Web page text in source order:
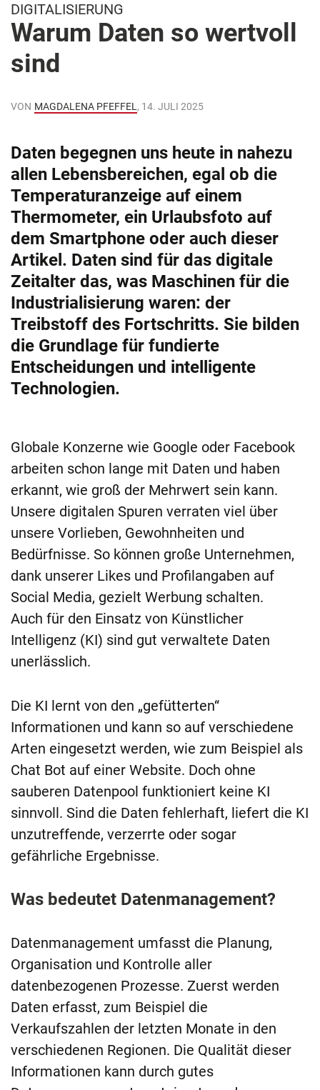
DIGITALISIERUNG
Warum Daten so wertvoll
sind
VON MAGDALENA PFEFFEL , 14. JULI 2025
Daten begegnen uns heute in nahezu
allen Lebensbereichen, egal ob die
Temperaturanzeige auf einem
Thermometer, ein Urlaubsfoto auf
dem Smartphone oder auch dieser
Artikel. Daten sind für das digitale
Zeitalter das, was Maschinen für die
Industrialisierung waren: der
Treibstoff des Fortschritts. Sie bilden
die Grundlage für fundierte
Entscheidungen und intelligente
Technologien.
Globale Konzerne wie Google oder Facebook
arbeiten schon lange mit Daten und haben
erkannt, wie groß der Mehrwert sein kann.
Unsere digitalen Spuren verraten viel über
unsere Vorlieben, Gewohnheiten und
Bedürfnisse. So können große Unternehmen,
dank unserer Likes und Profilangaben auf
Social Media, gezielt Werbung schalten.
Auch für den Einsatz von Künstlicher
Intelligenz (KI) sind gut verwaltete Daten
unerlässlich.
Die KI lernt von den „gefütterten“
Informationen und kann so auf verschiedene
Arten eingesetzt werden, wie zum Beispiel als
Chat Bot auf einer Website. Doch ohne
sauberen Datenpool funktioniert keine KI
sinnvoll. Sind die Daten fehlerhaft, liefert die KI
unzutreffende, verzerrte oder sogar
gefährliche Ergebnisse.
Was bedeutet Datenmanagement?
Datenmanagement umfasst die Planung,
Organisation und Kontrolle aller
datenbezogenen Prozesse. Zuerst werden
Daten erfasst, zum Beispiel die
Verkaufszahlen der letzten Monate in den
verschiedenen Regionen. Die Qualität dieser
Informationen kann durch gutes